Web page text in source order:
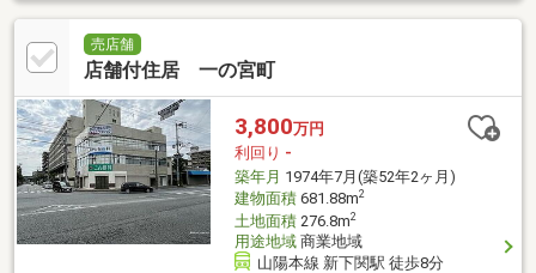
売店舗
店舗付住居 一の宮町
3,800万円
利回り -
築年月 1974年7月(築52年2ヶ月)
建物面積681.88m2
土地面積276.8m2
用途地域商業地域
山陽本線 新下関駅 徒歩8分